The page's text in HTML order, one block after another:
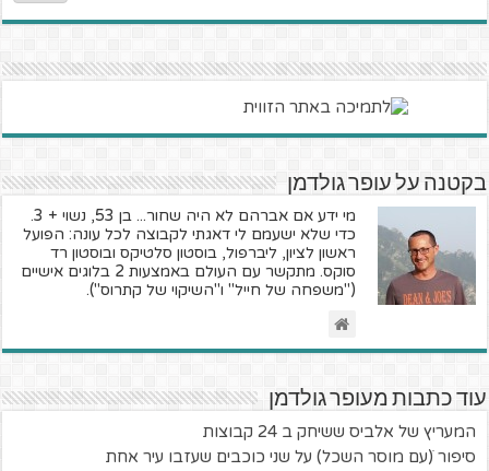
בקטנה על עופר גולדמן
מי ידע אם אברהם לא היה שחור... בן 53, נשוי + 3.
כדי שלא ישעמם לי דאגתי לקבוצה לכל עונה: הפועל
ראשון לציון, ליברפול, בוסטון סלטיקס ובוסטון רד
סוקס. מתקשר עם העולם באמצעות 2 בלוגים אישיים
("משפחה של חייל" ו"השיקוי של קתרוס").
עוד כתבות מעופר גולדמן
המעריץ של אלביס ששיחק ב 24 קבוצות
סיפור ׁ(עם מוסר השכל) על שני כוכבים שעזבו עיר אחת